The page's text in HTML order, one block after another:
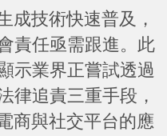
成技術快速普及，
責任亟需跟進。此
示業界正嘗試透過
律追責三重手段，
商與社交平台的應